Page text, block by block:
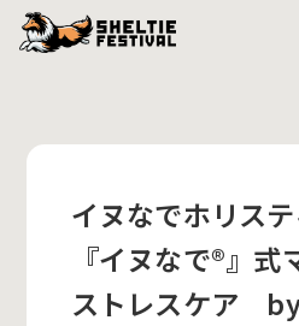
イヌなでホリス
『イヌなで®』式
ストレスケア